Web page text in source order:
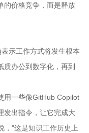
的价格竞争，而是释放
示工作方式将发生根本
办公到数字化，再到
用一些像GitHub Copilot
发出指令，让它完成大
，"这是知识工作历史上